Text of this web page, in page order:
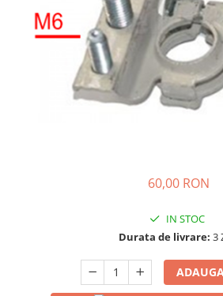
60,00 RON
IN STOC
Durata de livrare: 3